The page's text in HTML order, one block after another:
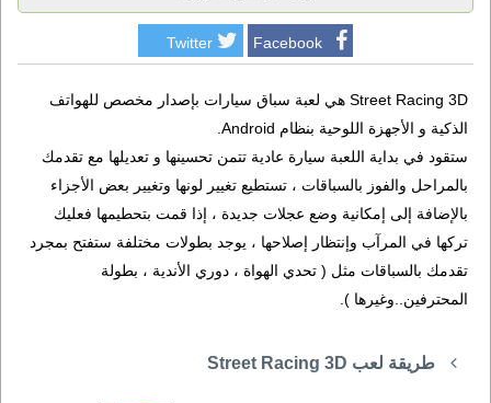
Facebook
Twitter
Street Racing 3D هي لعبة سباق سيارات بإصدار مخصص للهواتف
الذكية و الأجهزة اللوحية بنظام Android.
ستقود في بداية اللعبة سيارة عادية تتمن تحسينها و تعديلها مع تقدمك
بالمراحل والفوز بالسباقات ، تستطيع تغيير لونها وتغيير بعض الأجزاء
بالإضافة إلى إمكانية وضع عجلات جديدة ، إذا قمت بتحطيمها فعليك
تركها في المرآب وإنتظار إصلاحها ، يوجد بطولات مختلفة ستفتح بمجرد
تقدمك بالسباقات مثل ( تحدي الهواة ، دوري الأندية ، بطولة
المحترفين..وغيرها ).
طريقة لعب Street Racing 3D